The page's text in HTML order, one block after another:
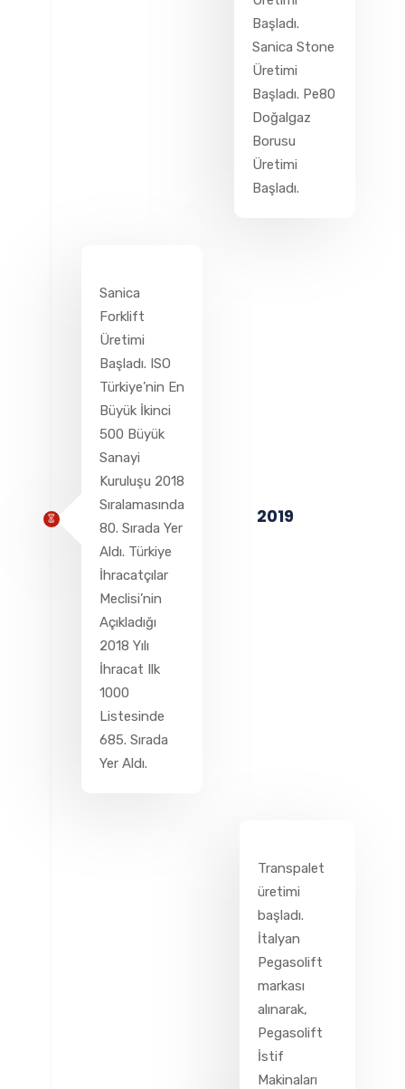
Başladı.
Sanica Stone
Üretimi
Başladı. Pe80
Doğalgaz
Borusu
Üretimi
Başladı.
Sanica
Forklift
Üretimi
Başladı. ISO
Türkiye’nin En
Büyük İkinci
500 Büyük
Sanayi
Kuruluşu 2018
Sıralamasında
80. Sırada Yer
Aldı. Türkiye
İhracatçılar
Meclisi’nin
Açıkladığı
2018 Yılı
İhracat Ilk
1000
Listesinde
685. Sırada
Yer Aldı.
2019
Transpalet
üretimi
başladı.
İtalyan
Pegasolift
markası
alınarak,
Pegasolift
İstif
Makinaları